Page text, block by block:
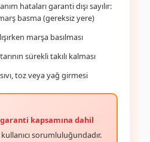
hataları garanti dışı sayılır:
basma (gereksiz yere)
marşa basılması
sürekli takılı kalması
toz veya yağ girmesi
kapsamına dahil
kullanıcı sorumluluğundadır.